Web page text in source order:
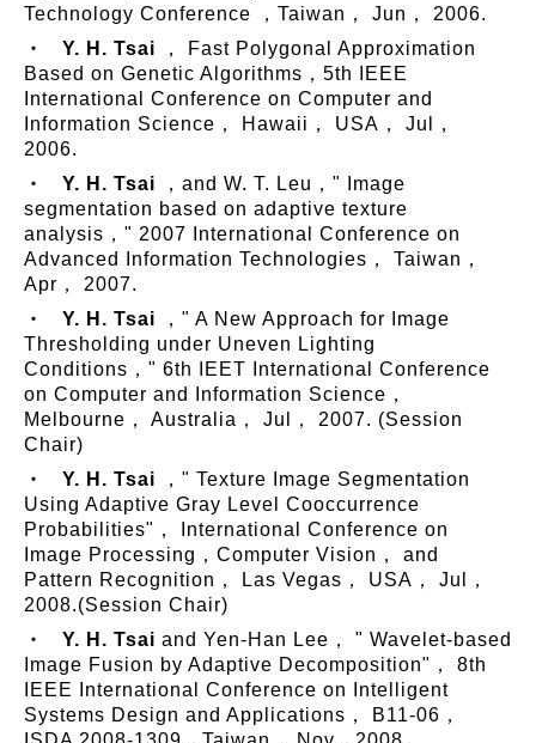
Technology Conference ，Taiwan， Jun， 2006.
‧ Y. H. Tsai
， Fast Polygonal Approximation
Based on Genetic Algorithms，5th IEEE
International Conference on Computer and
Information Science， Hawaii， USA， Jul，
2006.
‧ Y. H. Tsai ，and W. T. Leu，" Image
segmentation based on adaptive texture
analysis，" 2007 International Conference on
Advanced Information Technologies， Taiwan，
Apr， 2007.
‧ Y. H. Tsai ，" A New Approach for Image
Thresholding under Uneven Lighting
Conditions，" 6th IEET International Conference
on Computer and Information Science，
Melbourne， Australia， Jul， 2007. (Session
Chair)
‧ Y. H. Tsai ，" Texture Image Segmentation
Using Adaptive Gray Level Cooccurrence
Probabilities"， International Conference on
Image Processing，Computer Vision， and
Pattern Recognition， Las Vegas， USA， Jul，
2008.(Session Chair)
‧
Y. H. Tsai and Yen-Han Lee， " Wavelet-based
Image Fusion by Adaptive Decomposition"， 8th
IEEE International Conference on Intelligent
Systems Design and Applications， B11-06，